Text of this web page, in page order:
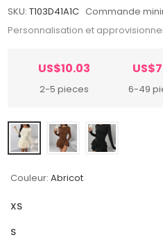
SKU: T103D41A1C Commande
Personnalisation et
US$10.03
2-5 pieces 6-49
Couleur: Abricot
XS
S